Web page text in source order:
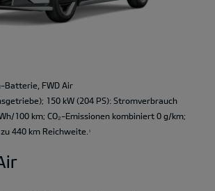
Batterie, FWD Air
150 kW (204 PS): Stromverbrauch
100 km; CO₂-Emissionen kombiniert 0 g/km;
440 km Reichweite.
1